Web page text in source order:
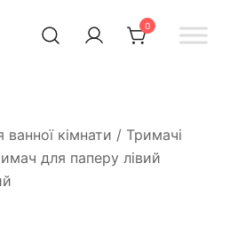
0
кімнати / Тримачі
для паперу лівий